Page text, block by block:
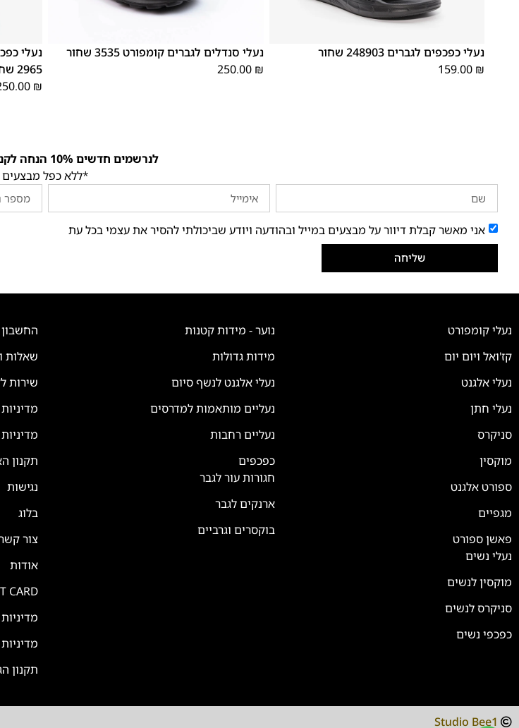
נעלי כפכפים לגברים 248903 שחור
159.00 ₪
נעלי סנדלים לגברים קומפורט 3535 שחור
250.00 ₪
נעלי
2965 שחור
₪
לנרשמים חדשים 10% הנחה לקנייה הראשונה!
*ללא כפל מבצעים
אני מאשר קבלת דיוור על מבצעים במייל ובהודעה ויודע שביכולתי להסיר את עצמי בכל עת
שליחה
נעלי קומפורט
קז'ואל ויום יום
נעלי אלגנט
נעלי חתן
סניקרס
מוקסין
ספורט אלגנט
מגפיים
פאשן ספורט
נעלי נשים
מוקסין לנשים
סניקרס לנשים
כפכפי נשים
נוער - מידות קטנות
מידות גדולות
נעלי אלגנט לנשף סיום
נעליים מותאמות למדרסים
נעליים רחבות
כפכפים
חגורות עור לגבר
ארנקים לגבר
בוקסרים וגרביים
שאלות
שירות
תקנון
נגישות
בלוג
צור
אודות
CARD
תקנון
Studio Bee1
💬